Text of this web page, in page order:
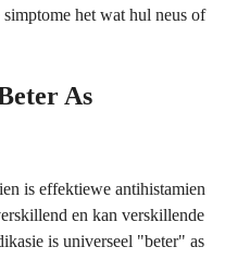
het wat hul neus of
As
is effektiewe antihistamien
en kan verskillende
is universeel "beter" as